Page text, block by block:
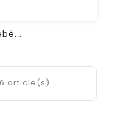
article(s)